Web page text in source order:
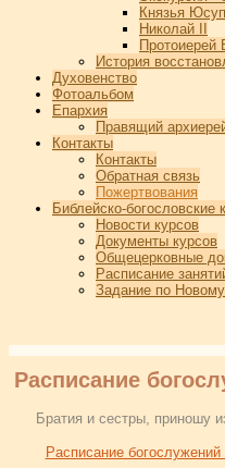
Князья
Николай II
Протоиерей
История
Духовенство
Фотоальбом
Епархия
Правящий
Контакты
Контакты
Обратная связь
Пожертвования
Библейско-богословские
Новости курсов
Документы курсов
Общецерковные
Расписание
Задание по
Расписание
Братия и сестры, приношу
Расписание